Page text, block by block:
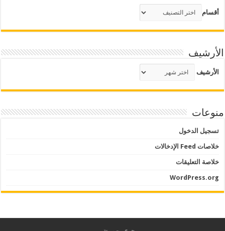
أقسام
الأرشيف
الأرشيف
منوعات
تسجيل الدخول
خلاصات Feed الإدخالات
خلاصة التعليقات
WordPress.org